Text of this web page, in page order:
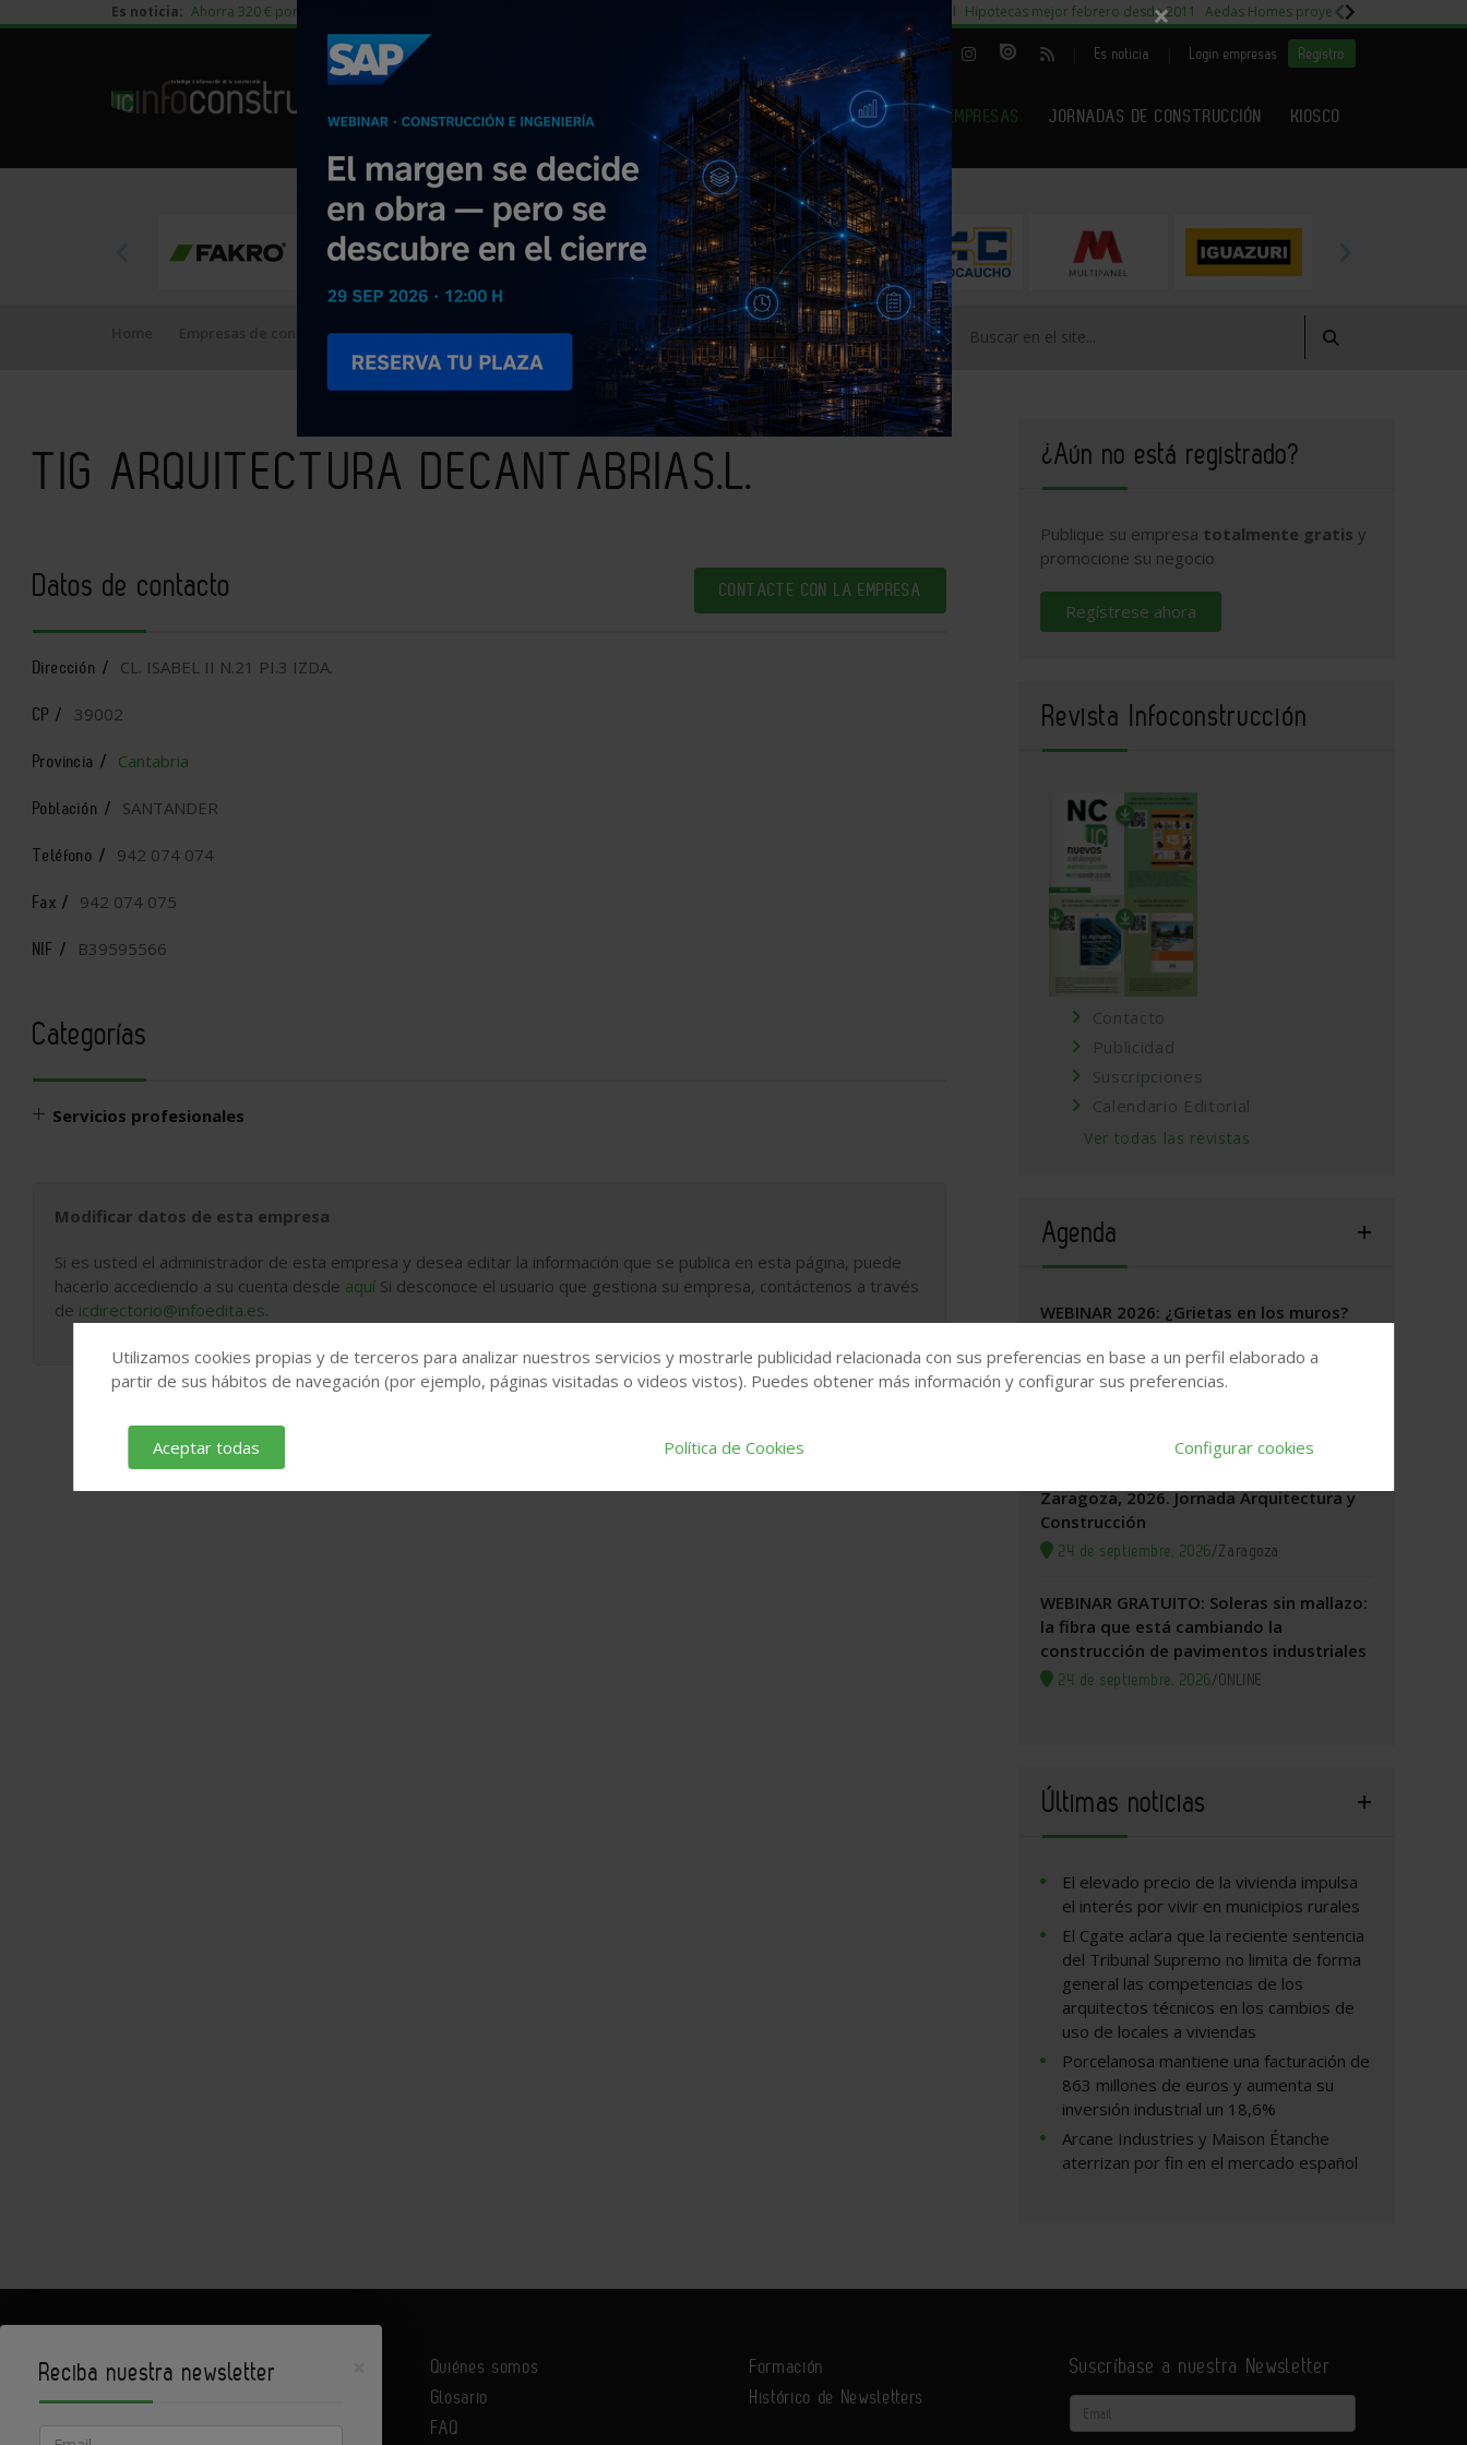
Es noticia: Ahorra 320 € por vivienda en edificación residencial 29% cambiar al alquiler temporal Hipotecas mejor febrero desde 2011 Aedas Homes proyecto Fiora
| Es noticia Login empresas Registro
NOTICIAS PRODUCTOS AGENDA ARTÍCULOS EMPRESAS JORNADAS DE CONSTRUCCIÓN KIOSCO
EMPRESAS PREMIUM
Empresas de construcción TIG ARQUITECTURA DECANTABRIAS.L.
TIG ARQUITECTURA DECANTABRIAS.L.
Datos de contacto CONTACTE CON LA EMPRESA
Dirección / CL. ISABEL II N.21 PI.3 IZDA.
CP / 39002
Provincia / Cantabria
Población / SANTANDER
Teléfono / 942 074 074
Fax / 942 074 075
NIF / B39595566
Categorías
Servicios profesionales
Modificar datos de esta empresa
Si es usted el administrador de esta empresa y desea editar la información que se publica en esta página, puede
hacerlo accediendo a su cuenta desde aquí Si desconoce el usuario que gestiona su empresa, contáctenos a través
de icdirectorio@infoedita.es.
¿Aún no está registrado?
Publique su empresa totalmente gratis y
promocione su negocio
Regístrese ahora
Revista Infoconstrucción
Contacto
Publicidad
Suscripciones
Calendario Editorial
Ver todas las revistas
Agenda
WEBINAR 2026: ¿Grietas en los muros?
Valladolid, 2026. Jornada Arquitectura y
22 de septiembre, 2026/Valladolid
Zaragoza, 2026. Jornada Arquitectura y
Construcción
24 de septiembre, 2026/Zaragoza
WEBINAR GRATUITO: Soleras sin mallazo:
la fibra que está cambiando la
construcción de pavimentos industriales
24 de septiembre, 2026/ONLINE
Últimas noticias
El elevado precio de la vivienda impulsa
el interés por vivir en municipios rurales
El Cgate aclara que la reciente sentencia
del Tribunal Supremo no limita de forma
general las competencias de los
arquitectos técnicos en los cambios de
uso de locales a viviendas
Porcelanosa mantiene una facturación de
863 millones de euros y aumenta su
inversión industrial un 18,6%
Arcane Industries y Maison Étanche
aterrizan por fin en el mercado español
Quiénes somos
Glosario
FAQ
Formación
Histórico de Newsletters
Suscríbase a nuestra Newsletter
Email
Utilizamos cookies propias y de terceros para analizar nuestros servicios y mostrarle publicidad relacionada con sus preferencias en base a un perfil elaborado a
partir de sus hábitos de navegación (por ejemplo, páginas visitadas o videos vistos). Puedes obtener más información y configurar sus preferencias.
Aceptar todas Política de Cookies Configurar cookies
×
Reciba nuestra newsletter
Email